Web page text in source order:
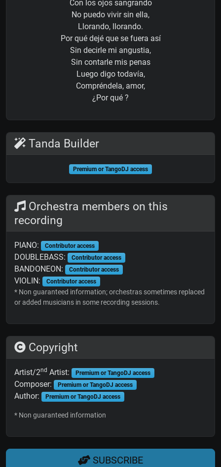
Con los ojos sangrando
No puedo vivir sin ella,
Llorando, llorando.
Por qué dejé que se fuera así
Sin decirle mi angustia,
Sin contarle mis penas
Luego digo todavía,
Compréndela, amor,
¿Por qué ?
Tanda Builder
Premium or TangoDJ access
Orchestra members on this
recording
PIANO: Contributor access
DOUBLEBASS: Contributor access
BANDONEON: Contributor access
VIOLIN: Contributor access
* Non guaranteed information; orchestras sometimes replaced
or added musicians in some recording sessions.
Copyright
Artist/2nd Artist: Premium or TangoDJ access
Composer: Premium or TangoDJ access
Author: Premium or TangoDJ access
* Non guaranteed information
SUBSCRIBE